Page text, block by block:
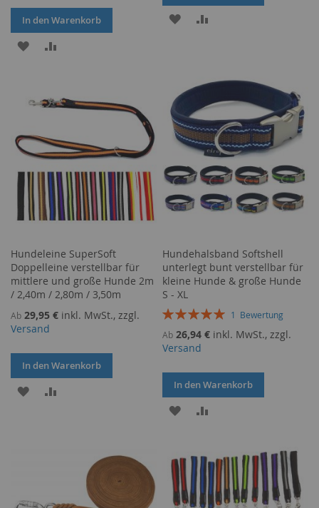
In den Warenkorb
ZUR
HINZUFÜGENHINZUFÜGEN
ZUR
Hundeleine SuperSoft
Doppelleine verstellbar für
mittlere und große Hunde 2m
/ 2,40m / 2,80m / 3,50m
Ab 29,95 € inkl. MwSt., zzgl.
Versand
In den Warenkorb
ZUR
Hundehalsband Softshell
unterlegt bunt verstellbar für
kleine Hunde & große Hunde
S - XL
Bewertung:
1 Bewertung
Ab 26,94 € inkl. MwSt., zzgl.
Versand
In den Warenkorb
ZUR
HINZUFÜGEN
HINZUFÜGEN